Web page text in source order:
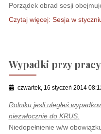
Porządek obrad sesji
Czytaj więcej: Sesja w
Wypadki przy
czwartek, 16 styczeń 2014
Rolniku jesli uległeś
niezwłocznie do KRUS.
Niedopełnienie w/w